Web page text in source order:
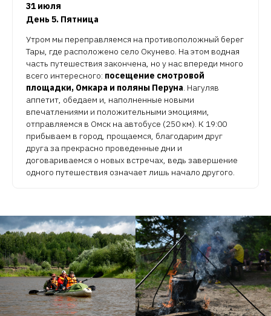
31 июля
День 5. Пятница
Утром мы переправляемся на противоположный берег
Тары, где расположено село Окунево. На этом водная
часть путешествия закончена, но у нас впереди много
всего интересного: посещение смотровой
площадки, Омкара и поляны Перуна. Нагуляв
аппетит, обедаем и, наполненные новыми
впечатлениями и положительными эмоциями,
отправляемся в Омск на автобусе (250 км). К 19:00
прибываем в город, прощаемся, благодарим друг
друга за прекрасно проведенные дни и
договариваемся о новых встречах, ведь завершение
одного путешествия означает лишь начало другого.